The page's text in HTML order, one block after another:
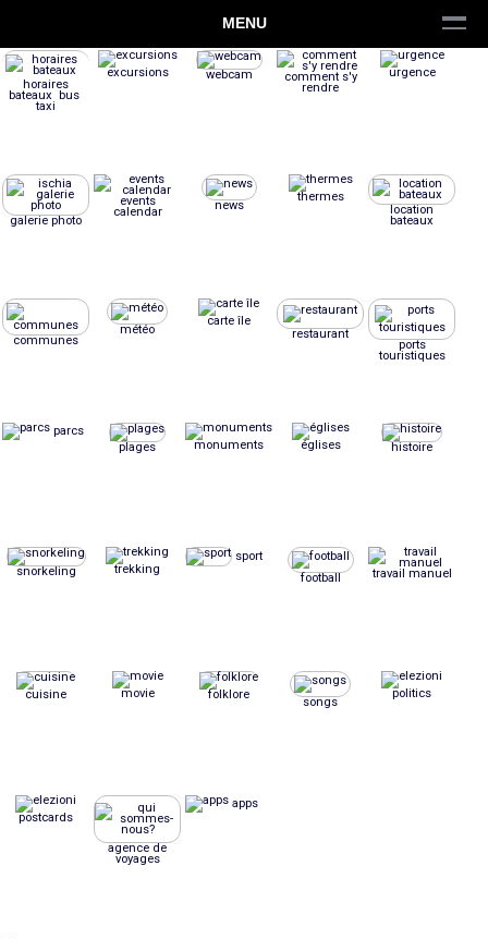
MENU
horaires
bateaux bus
taxi
excursions webcam comment s'y
rendre
urgence
galerie photo
events
calendar news
thermes
location
bateaux
communes
météo
carte île
restaurant
ports
touristiques
parcs
plages
monuments églises histoire
snorkeling trekking
sport
football
travail manuel
cuisine movie folklore
songs
politics
postcards
agence de
voyages
apps